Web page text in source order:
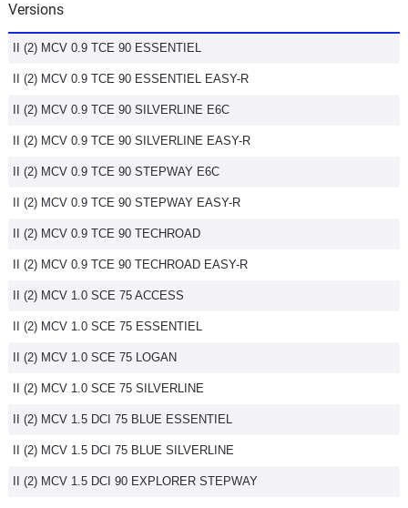
Utilitaires
Flottes
Auto
Services
Forum
Moto
Marques
Versions
II (2) MCV 0.9 TCE 90 ESSENTIEL
II (2) MCV 0.9 TCE 90 ESSENTIEL EASY-R
II (2) MCV 0.9 TCE 90 SILVERLINE E6C
II (2) MCV 0.9 TCE 90 SILVERLINE EASY-R
II (2) MCV 0.9 TCE 90 STEPWAY E6C
II (2) MCV 0.9 TCE 90 STEPWAY EASY-R
II (2) MCV 0.9 TCE 90 TECHROAD
II (2) MCV 0.9 TCE 90 TECHROAD EASY-R
II (2) MCV 1.0 SCE 75 ACCESS
II (2) MCV 1.0 SCE 75 ESSENTIEL
II (2) MCV 1.0 SCE 75 LOGAN
II (2) MCV 1.0 SCE 75 SILVERLINE
II (2) MCV 1.5 DCI 75 BLUE ESSENTIEL
II (2) MCV 1.5 DCI 75 BLUE SILVERLINE
II (2) MCV 1.5 DCI 90 EXPLORER STEPWAY